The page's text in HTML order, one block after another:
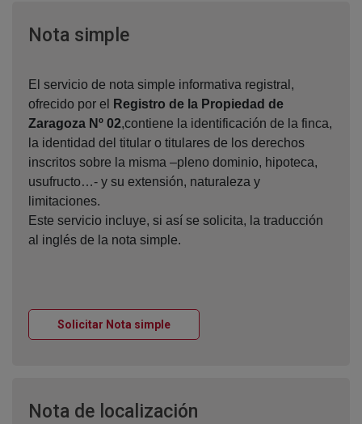
Nota simpleVentana nueva
El servicio de nota simple informativa registral,
ofrecido por el
Registro de la Propiedad de
Zaragoza Nº 02,contiene la identificación de la finca,
la identidad del titular o titulares de los derechos
inscritos sobre la misma –pleno dominio, hipoteca,
usufructo…- y su extensión, naturaleza y
limitaciones.
Este servicio incluye, si así se solicita, la traducción
al inglés de la nota simple.
Solicitar Nota simpleVentana nueva
Nota de localización